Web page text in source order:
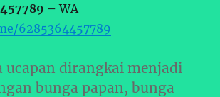
–WA
6285364457789
ucapan dirangkai menjadi
bunga papan, bunga